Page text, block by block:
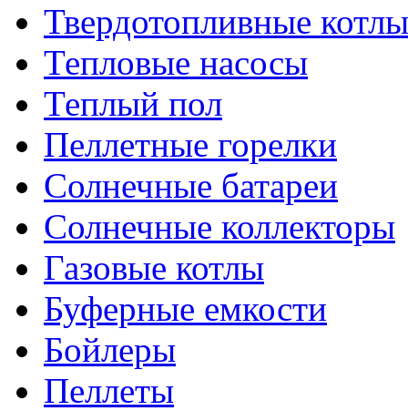
Твердотопливные котлы
Тепловые насосы
Теплый пол
Пеллетные горелки
Солнечные батареи
Солнечные коллекторы
Газовые котлы
Буферные емкости
Бойлеры
Пеллеты